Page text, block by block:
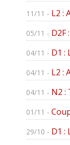
11/11 - L2 :
05/11 - D2F
04/11 - D1 :
04/11 - L2 :
04/11 - N2 :
01/11 -
29/10 - D1 :